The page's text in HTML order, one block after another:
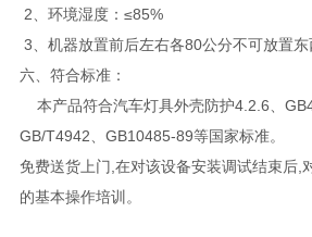
2、环境湿度：≤85%
3、机器放置前后左右各80公分不可放置东
六、符合标准：
本产品符合汽车灯具外壳防护4.2.6、
GB/T4942、GB10485-89等国家标准。
免费送货上门,在对该设备安装调试结束后,
的基本操作培训。